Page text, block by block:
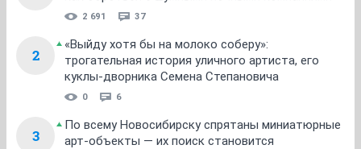
2 691 37
2
«Выйду хотя бы на молоко соберу»:
трогательная история уличного артиста, его
куклы-дворника Семена Степановича
0 6
3
По всему Новосибирску спрятаны миниатюрные
арт-объекты — их поиск становится